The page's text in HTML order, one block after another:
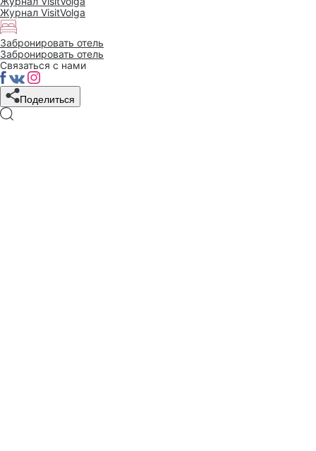
Журнал VisitVolga
Забронировать отель
Забронировать отель
Связаться с нами
Поделиться